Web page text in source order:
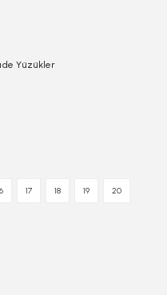
Yüzükler
17 18 19 20